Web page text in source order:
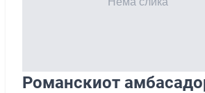
Романскиот